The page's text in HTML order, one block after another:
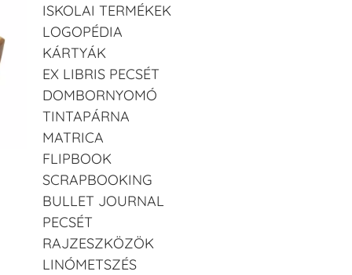
ISKOLAI TERMÉKEK
LOGOPÉDIA
KÁRTYÁK
EX LIBRIS PECSÉT
DOMBORNYOMÓ
TINTAPÁRNA
MATRICA
FLIPBOOK
SCRAPBOOKING
BULLET JOURNAL
PECSÉT
RAJZESZKÖZÖK
LINÓMETSZÉS